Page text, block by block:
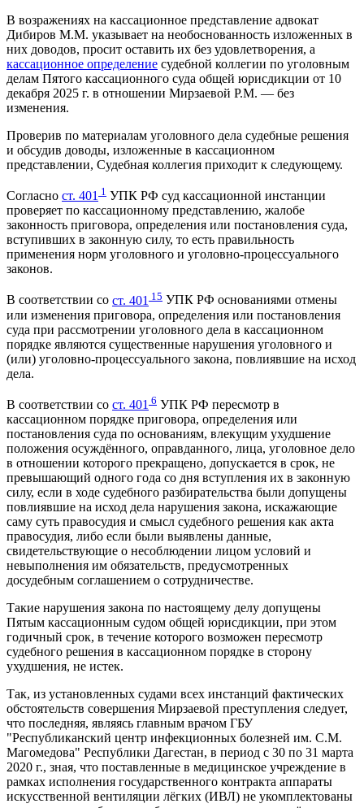
В возражениях на кассационное представление адвокат
Дибиров М.М. указывает на необоснованность изложенных в
них доводов, просит оставить их без удовлетворения, а
кассационное определение судебной коллегии по уголовным
делам Пятого кассационного суда общей юрисдикции от 10
декабря 2025 г. в отношении Мирзаевой P.M. — без
изменения.
Проверив по материалам уголовного дела судебные решения
и обсудив доводы, изложенные в кассационном
представлении, Судебная коллегия приходит к следующему.
Согласно ст. 401 1 УПК РФ суд кассационной инстанции
проверяет по кассационному представлению, жалобе
законность приговора, определения или постановления суда,
вступивших в законную силу, то есть правильность
применения норм уголовного и уголовно-процессуального
законов.
В соответствии со ст. 401 15 УПК РФ основаниями отмены
или изменения приговора, определения или постановления
суда при рассмотрении уголовного дела в кассационном
порядке являются существенные нарушения уголовного и
(или) уголовно-процессуального закона, повлиявшие на исход
дела.
В соответствии со ст. 401 6 УПК РФ пересмотр в
кассационном порядке приговора, определения или
постановления суда по основаниям, влекущим ухудшение
положения осуждённого, оправданного, лица, уголовное дело
в отношении которого прекращено, допускается в срок, не
превышающий одного года со дня вступления их в законную
силу, если в ходе судебного разбирательства были допущены
повлиявшие на исход дела нарушения закона, искажающие
саму суть правосудия и смысл судебного решения как акта
правосудия, либо если были выявлены данные,
свидетельствующие о несоблюдении лицом условий и
невыполнения им обязательств, предусмотренных
досудебным соглашением о сотрудничестве.
Такие нарушения закона по настоящему делу допущены
Пятым кассационным судом общей юрисдикции, при этом
годичный срок, в течение которого возможен пересмотр
судебного решения в кассационном порядке в сторону
ухудшения, не истек.
Так, из установленных судами всех инстанций фактических
обстоятельств совершения Мирзаевой преступления следует,
что последняя, являясь главным врачом ГБУ
"Республиканский центр инфекционных болезней им. С.М.
Магомедова" Республики Дагестан, в период с 30 по 31 марта
2020 г., зная, что поставленные в медицинское учреждение в
рамках исполнения государственного контракта аппараты
искусственной вентиляции лёгких (ИВЛ) не укомплектованы